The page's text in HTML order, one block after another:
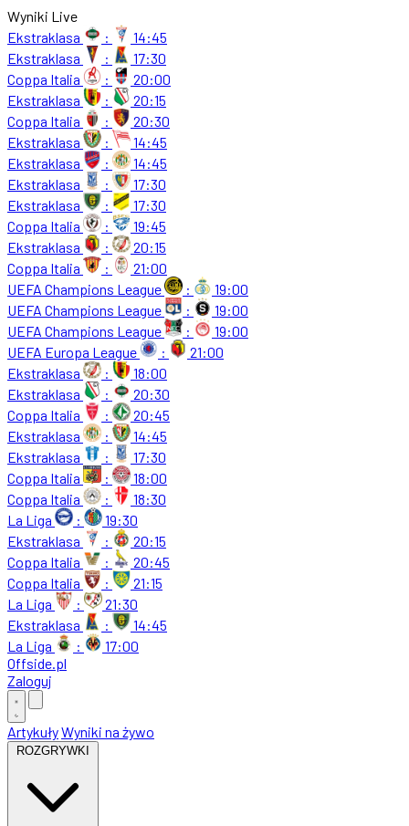
Wyniki Live
Ekstraklasa
:
14:45
Ekstraklasa
:
17:30
Coppa Italia
:
20:00
Ekstraklasa
:
20:15
Coppa Italia
:
20:30
Ekstraklasa
:
14:45
Ekstraklasa
:
14:45
Ekstraklasa
:
17:30
Ekstraklasa
:
17:30
Coppa Italia
:
19:45
Ekstraklasa
:
20:15
Coppa Italia
:
21:00
UEFA Champions League
:
19:00
UEFA Champions League
:
19:00
UEFA Champions League
:
19:00
UEFA Europa League
:
21:00
Ekstraklasa
:
18:00
Ekstraklasa
:
20:30
Coppa Italia
:
20:45
Ekstraklasa
:
14:45
Ekstraklasa
:
17:30
Coppa Italia
:
18:00
Coppa Italia
:
18:30
La Liga
:
19:30
Ekstraklasa
:
20:15
Coppa Italia
:
20:45
Coppa Italia
:
21:15
La Liga
:
21:30
Ekstraklasa
:
14:45
La Liga
:
17:00
Offside.pl
Zaloguj
ArtykułyWyniki na żywo
ROZGRYWKI